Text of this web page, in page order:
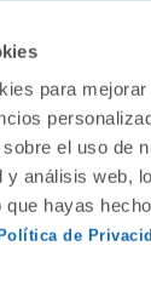
para
el uso de
análisis web,
que hayas
Política de